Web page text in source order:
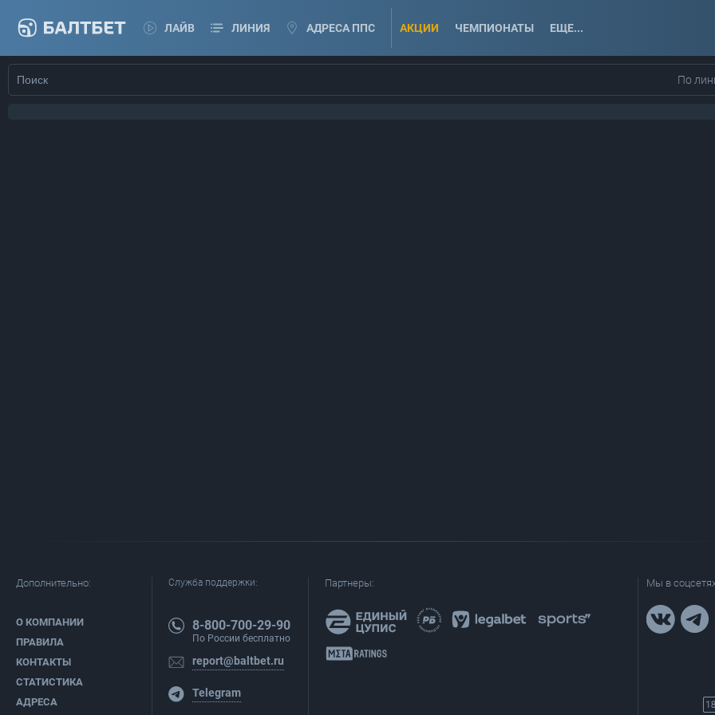
ЛАЙВ ЛИНИЯ АДРЕСА ППС АКЦИИ ЧЕМПИОНАТЫ ЕЩЕ...
По
Дополнительно:
О КОМПАНИИ
ПРАВИЛА
КОНТАКТЫ
СТАТИСТИКА
АДРЕСА
Служба поддержки:
8-800-700-29-90
По России бесплатно
report@baltbet.ru
Telegram
Партнеры: Мы в